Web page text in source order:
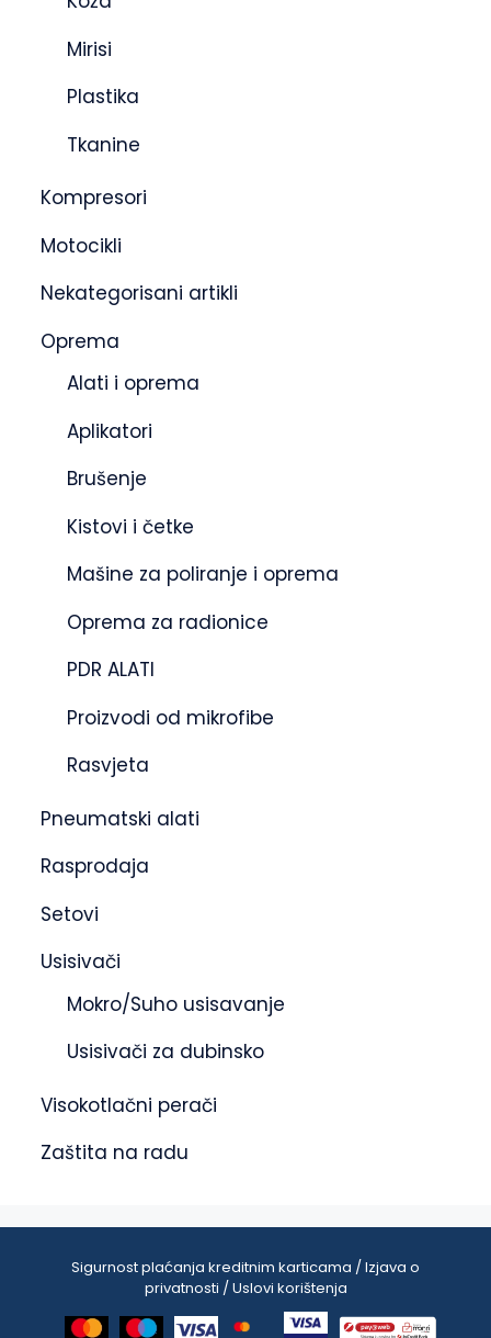
Mirisi
Plastika
Tkanine
Kompresori
Motocikli
Nekategorisani artikli
Oprema
Alati i oprema
Aplikatori
Brušenje
Kistovi i četke
Mašine za poliranje i oprema
Oprema za radionice
PDR ALATI
Proizvodi od mikrofibe
Rasvjeta
Pneumatski alati
Rasprodaja
Setovi
Usisivači
Mokro/Suho usisavanje
Usisivači za dubinsko
Visokotlačni perači
Zaštita na radu
Sigurnost plaćanja kreditnim karticama / Izjava o
privatnosti / Uslovi korištenja